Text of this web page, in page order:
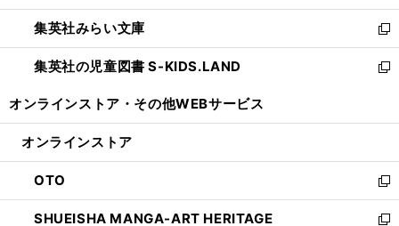
開
く
ウ
で
開
く
ン
ド
ウ
で
ウ
ィ
ン
ド
開
集英社みらい文庫
新
し
い
ン
ウ
で
開
く
集英社の児童図書 S-KIDS.LAND
新
ウ
ン
ド
ウ
で
オンラインストア・ その他WEBサービス
オンラインストア
OTO
新
し
い
SHUEISHA MANGA-ART HERITAGE
新